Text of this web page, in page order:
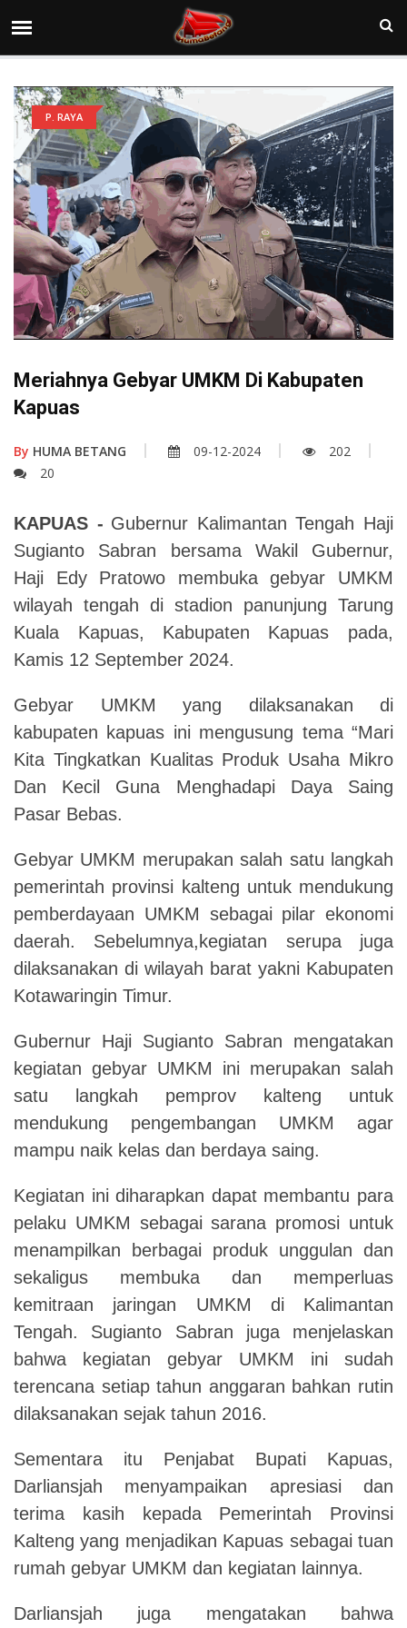
P. RAYA
Meriahnya Gebyar UMKM Di Kabupaten
Kapuas
By HUMA BETANG 09-12-2024
202
20
KAPUAS - Gubernur Kalimantan Tengah Haji
Sugianto Sabran bersama Wakil Gubernur,
Haji Edy Pratowo membuka gebyar UMKM
wilayah tengah di stadion panunjung Tarung
Kuala Kapuas,
Kabupaten Kapuas pada,
Kamis 12 September 2024.
Gebyar UMKM yang dilaksanakan di
kabupaten kapuas ini mengusung tema “Mari
Kita Tingkatkan Kualitas Produk Usaha Mikro
Dan Kecil Guna Menghadapi Daya Saing
Pasar Bebas.
Gebyar UMKM merupakan salah satu langkah
pemerintah provinsi kalteng untuk mendukung
pemberdayaan UMKM sebagai pilar ekonomi
daerah. Sebelumnya,kegiatan serupa juga
dilaksanakan di wilayah barat yakni Kabupaten
Kotawaringin Timur.
Gubernur Haji Sugianto Sabran mengatakan
kegiatan gebyar UMKM ini merupakan salah
satu langkah pemprov kalteng untuk
mendukung pengembangan UMKM agar
mampu naik kelas dan berdaya saing.
Kegiatan ini diharapkan dapat membantu para
pelaku UMKM sebagai sarana promosi untuk
menampilkan berbagai produk unggulan dan
sekaligus membuka dan memperluas
kemitraan jaringan UMKM di Kalimantan
Tengah. Sugianto Sabran juga menjelaskan
bahwa kegiatan gebyar UMKM ini sudah
terencana setiap tahun anggaran bahkan rutin
dilaksanakan sejak tahun 2016.
Sementara itu Penjabat Bupati Kapuas,
Darliansjah menyampaikan apresiasi dan
terima kasih kepada Pemerintah Provinsi
Kalteng yang menjadikan Kapuas sebagai tuan
rumah gebyar UMKM dan kegiatan lainnya.
Darliansjah juga mengatakan bahwa